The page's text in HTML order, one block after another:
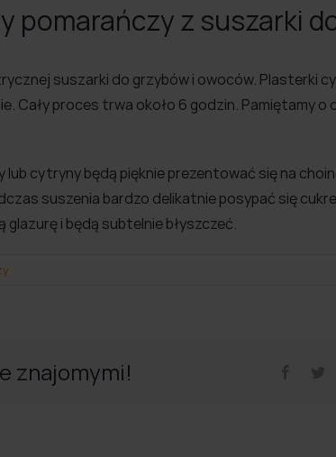
pomarańczy z suszarki
suszarki do grzybów i owoców. Plasterki
Cały proces trwa około 6 godzin. Pamiętamy
cytryny będą pięknie prezentować się na
suszenia bardzo delikatnie posypać się
i będą subtelnie błyszczeć.
znajomymi!